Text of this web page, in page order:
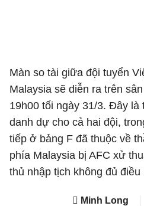
Màn so tài giữa đội tuyển
Malaysia sẽ diễn ra trên
19h00 tối ngày 31/3. Đây là
danh dự cho cả hai đội,
tiếp ở bảng F đã thuộc về
phía Malaysia bị AFC xử
thủ nhập tịch không đủ điều
Minh Long